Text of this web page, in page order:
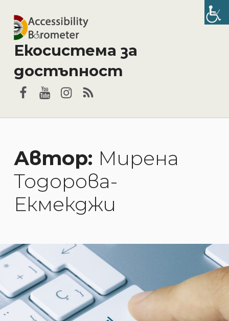
Екосистема за
достъпност
Facebook
YouTube
Instagram
RSS
Автор: Мирена
Тодорова-
Екмекджи